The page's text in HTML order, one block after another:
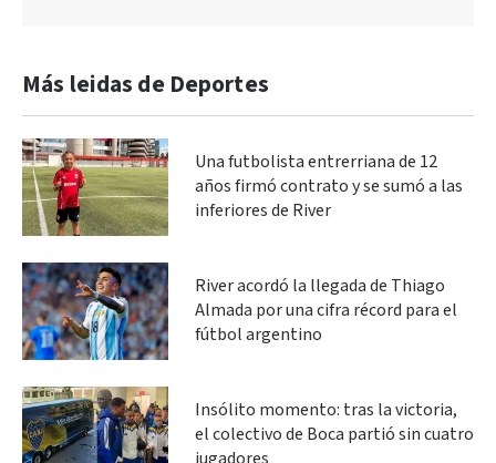
Más leidas de Deportes
Una futbolista entrerriana de 12
años firmó contrato y se sumó a las
inferiores de River
River acordó la llegada de Thiago
Almada por una cifra récord para el
fútbol argentino
Insólito momento: tras la victoria,
el colectivo de Boca partió sin cuatro